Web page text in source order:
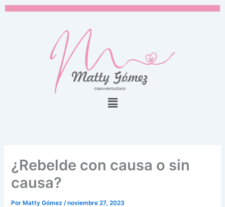
Menú
¿Rebelde con causa o sin
causa?
PorMatty Gómez/noviembre 27, 2023